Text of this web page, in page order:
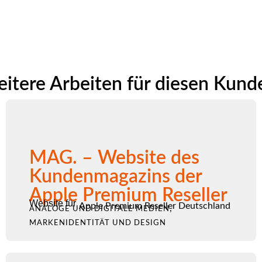
Arbeiten für diesen
MAG. – Website des
Kundenmagazins der
Apple Premium Reseller
Website für Apple Premium Reseller Deutschland
ANALOGE UND DIGITALE MEDIEN,
MARKENIDENTITÄT UND DESIGN